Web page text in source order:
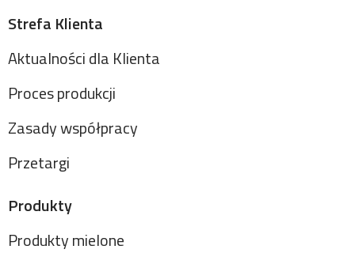
Strefa Klienta
Aktualności dla Klienta
Proces produkcji
Zasady współpracy
Przetargi
Produkty
Produkty mielone